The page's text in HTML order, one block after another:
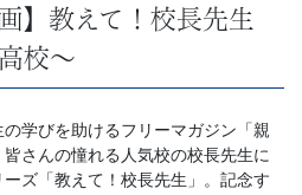
】教えて！校長先生
校～
学びを助けるフリーマガジン「親
さんの憧れる人気校の校長先生に
ズ「教えて！校長先生」。記念す